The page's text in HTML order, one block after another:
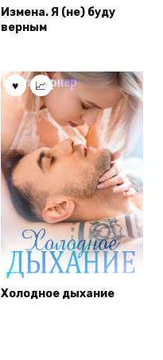
Измена. Я (не) буду
верным
Холодное дыхание